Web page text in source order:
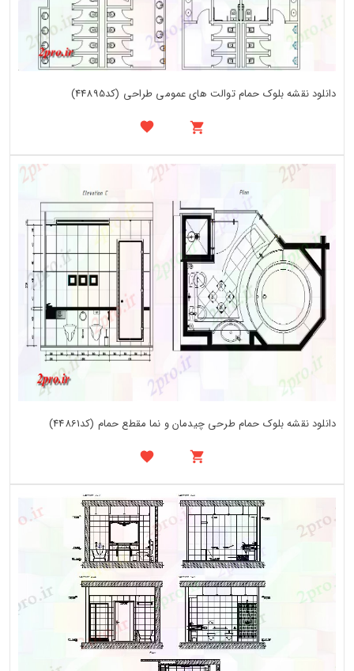
دانلود نقشه بلوک حمام توالت های عمومی طراحی (کد44895)
دانلود نقشه بلوک حمام طرحی چیدمان و نما مقطع حمام (کد44861)